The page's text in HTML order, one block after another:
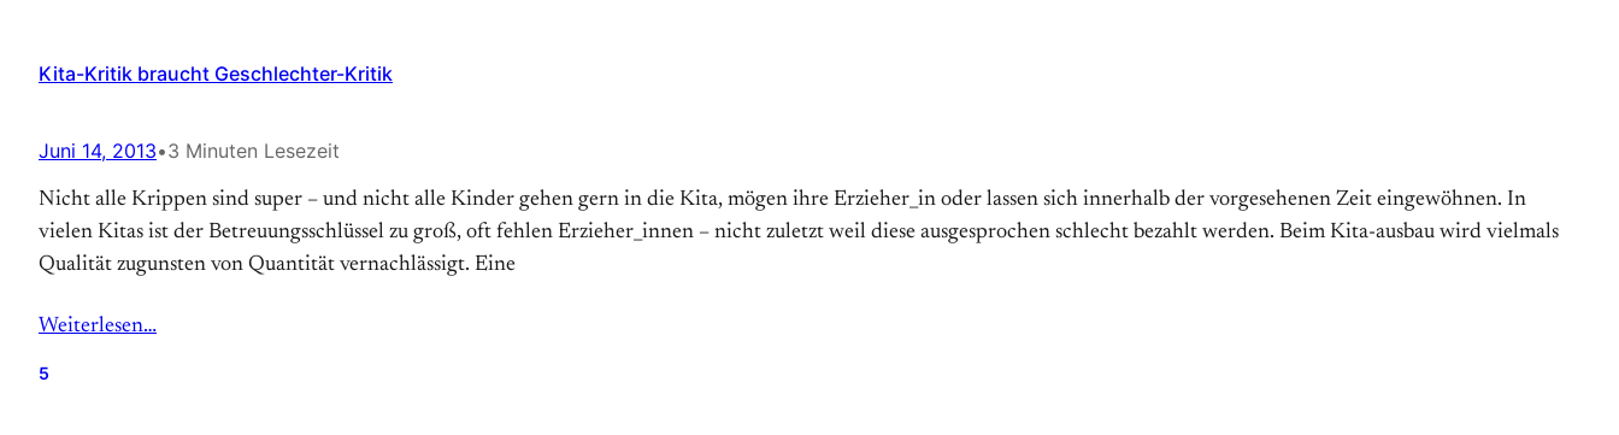
Kita-Kritik braucht Geschlechter-Kritik
Juni 14, 2013•3 Minuten Lesezeit
Nicht alle Krippen sind super – und nicht alle Kinder gehen gern in die Kita, mögen ihre Erzieher_in oder lassen sich innerhalb der vorgesehenen Zeit eingewöhnen. In
vielen Kitas ist der Betreuungsschlüssel zu groß, oft fehlen Erzieher_innen – nicht zuletzt weil diese ausgesprochen schlecht bezahlt werden. Beim Kita-ausbau wird vielmals
Qualität zugunsten von Quantität vernachlässigt. Eine
Weiterlesen…
5